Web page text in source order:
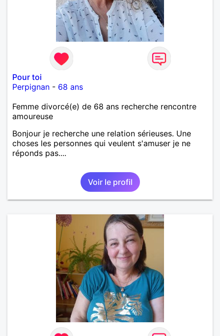
Pour toi
Perpignan - 68 ans
Femme divorcé(e) de 68 ans recherche rencontre
amoureuse
Bonjour je recherche une relation sérieuses. Une
choses les personnes qui veulent s'amuser je ne
réponds pas....
Voir le profil